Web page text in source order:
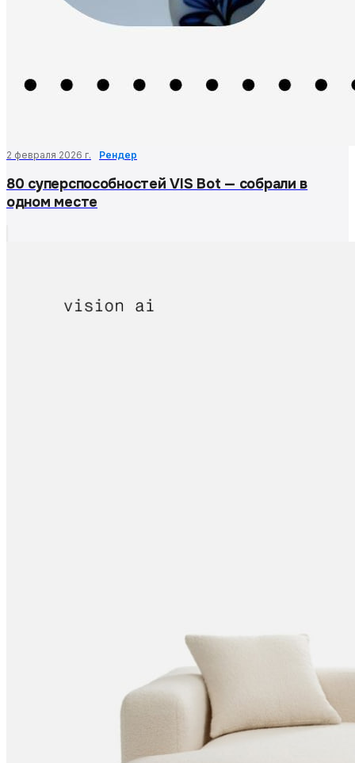
2 февраля 2026 г. Рендер
80 суперспособностей VIS Bot — собрали в
одном месте